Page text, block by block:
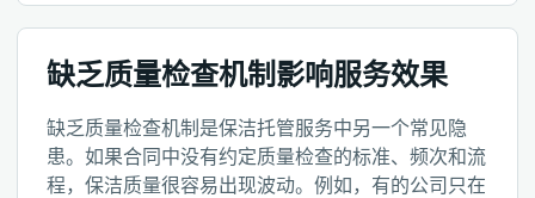
缺乏质量检查机制影响服务效果
缺乏质量检查机制是保洁托管服务中另一个常见隐
患。如果合同中没有约定质量检查的标准、频次和流
程，保洁质量很容易出现波动。例如，有的公司只在